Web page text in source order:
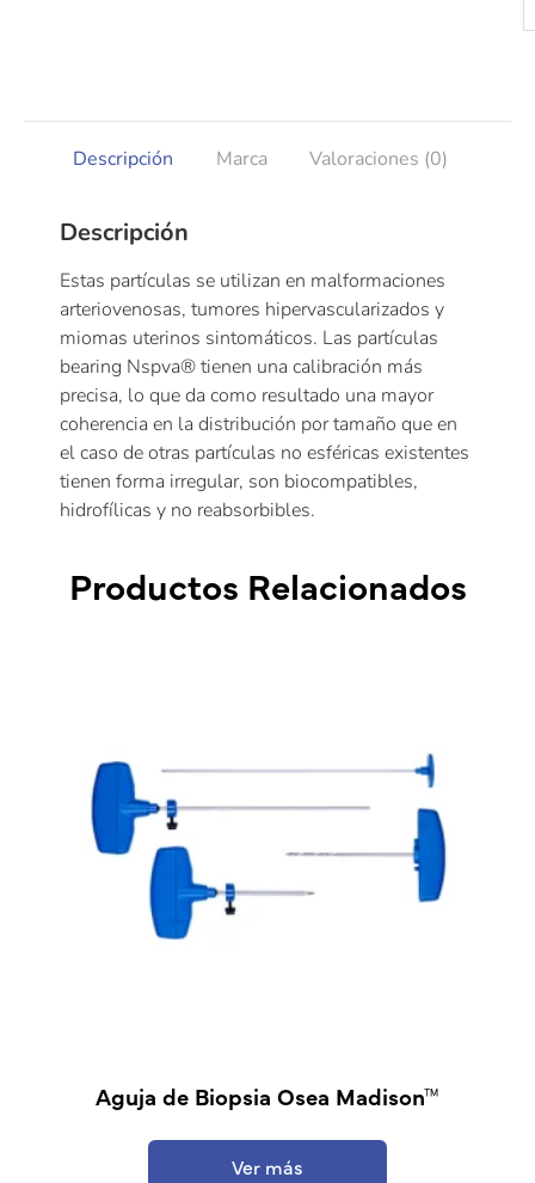
Descripción Marca Valoraciones (0)
Descripción
Estas partículas se utilizan en malformaciones
arteriovenosas, tumores hipervascularizados y
miomas uterinos sintomáticos. Las partículas
bearing Nspva® tienen una calibración más
precisa, lo que da como resultado una mayor
coherencia en la distribución por tamaño que en
el caso de otras partículas no esféricas existentes
tienen forma irregular, son biocompatibles,
hidrofílicas y no reabsorbibles.
Productos Relacionados
Aguja de Biopsia Osea Madison™
Ver más